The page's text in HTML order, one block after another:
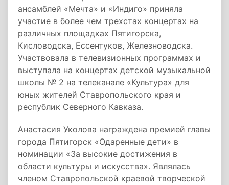
ансамблей «Мечта» и «Индиго» приняла
участие в более чем трехстах концертах на
различных площадках Пятигорска,
Кисловодска, Ессентуков, Железноводска.
Участвовала в телевизионных программах и
выступала на концертах детской музыкальной
школы № 2 на телеканале «Культура» для
юных жителей Ставропольского края и
республик Северного Кавказа.
Анастасия Уколова награждена премией главы
города Пятигорск «Одаренные дети» в
номинации «За высокие достижения в
области культуры и искусства». Являлась
членом Ставропольской краевой творческой